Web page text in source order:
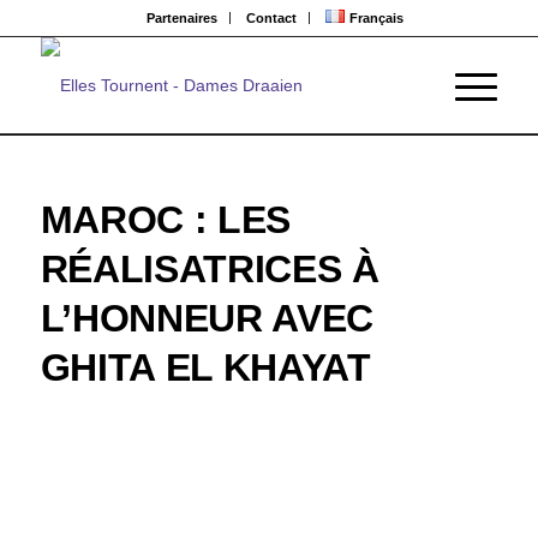
Partenaires Contact Français
MAROC : LES
RÉALISATRICES À
L’HONNEUR AVEC
GHITA EL KHAYAT